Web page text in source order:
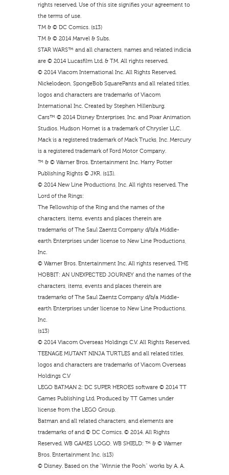
rights reserved. Use of this site signifies your agreement to
the terms of use.
TM & © DC Comics. (s13)
TM & © 2014 Marvel & Subs.
STAR WARS™ and all characters, names and related indicia
are © 2014 Lucasfilm Ltd. & TM. All rights reserved.
© 2014 Viacom International Inc. All Rights Reserved.
Nickelodeon, SpongeBob SquarePants and all related titles,
logos and characters are trademarks of Viacom
International Inc. Created by Stephen Hillenburg.
Cars™ © 2014 Disney Enterprises, Inc. and Pixar Animation
Studios. Hudson Hornet is a trademark of Chrysler LLC.
Mack is a registered trademark of Mack Trucks, Inc. Mercury
is a registered trademark of Ford Motor Company.
™ & © Warner Bros. Entertainment Inc. Harry Potter
Publishing Rights © JKR. (s13).
© 2014 New Line Productions, Inc. All rights reserved. The
Lord of the Rings:
The Fellowship of the Ring and the names of the
characters, items, events and places therein are
trademarks of The Saul Zaentz Company d/b/a Middle-
earth Enterprises under license to New Line Productions,
Inc.
© Warner Bros. Entertainment Inc. All rights reserved. THE
HOBBIT: AN UNEXPECTED JOURNEY and the names of the
characters, items, events and places therein are
trademarks of The Saul Zaentz Company d/b/a Middle-
earth Enterprises under license to New Line Productions,
Inc.
(s13)
© 2014 Viacom Overseas Holdings C.V. All Rights Reserved.
TEENAGE MUTANT NINJA TURTLES and all related titles,
logos and characters are trademarks of Viacom Overseas
Holdings C.V
LEGO BATMAN 2: DC SUPER HEROES software © 2014 TT
Games Publishing Ltd. Produced by TT Games under
license from the LEGO Group.
Batman and all related characters, and elements are
trademarks of and © DC Comics. © 2014. All Rights
Reserved. WB GAMES LOGO, WB SHIELD: ™ & © Warner
Bros. Entertainment Inc. (s13)
© Disney. Based on the “Winnie the Pooh” works by A. A.